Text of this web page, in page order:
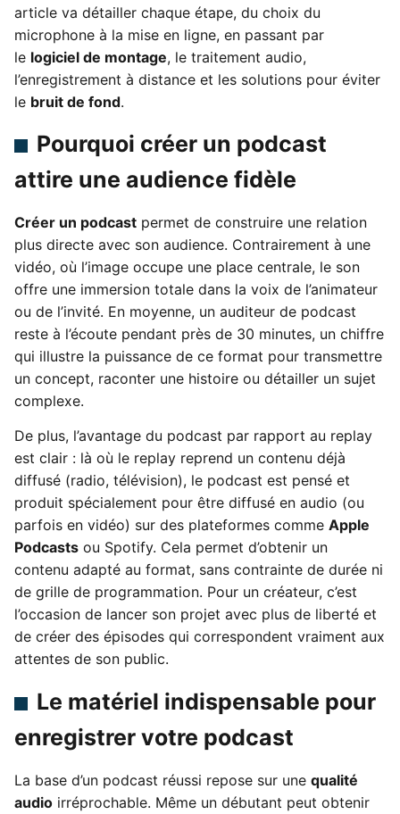
article va détailler chaque étape, du choix du
microphone à la mise en ligne, en passant par
le logiciel de montage, le traitement audio,
l’enregistrement à distance et les solutions pour éviter
le bruit de fond.
Pourquoi créer un podcast
attire une audience fidèle
Créer un podcast permet de construire une relation
plus directe avec son audience. Contrairement à une
vidéo, où l’image occupe une place centrale, le son
offre une immersion totale dans la voix de l’animateur
ou de l’invité. En moyenne, un auditeur de podcast
reste à l’écoute pendant près de 30 minutes, un chiffre
qui illustre la puissance de ce format pour transmettre
un concept, raconter une histoire ou détailler un sujet
complexe.
De plus, l’avantage du podcast par rapport au replay
est clair : là où le replay reprend un contenu déjà
diffusé (radio, télévision), le podcast est pensé et
produit spécialement pour être diffusé en audio (ou
parfois en vidéo) sur des plateformes comme Apple
Podcasts ou Spotify. Cela permet d’obtenir un
contenu adapté au format, sans contrainte de durée ni
de grille de programmation. Pour un créateur, c’est
l’occasion de lancer son projet avec plus de liberté et
de créer des épisodes qui correspondent vraiment aux
attentes de son public.
Le matériel indispensable pour
enregistrer votre podcast
La base d’un podcast réussi repose sur une qualité
audio irréprochable. Même un débutant peut obtenir